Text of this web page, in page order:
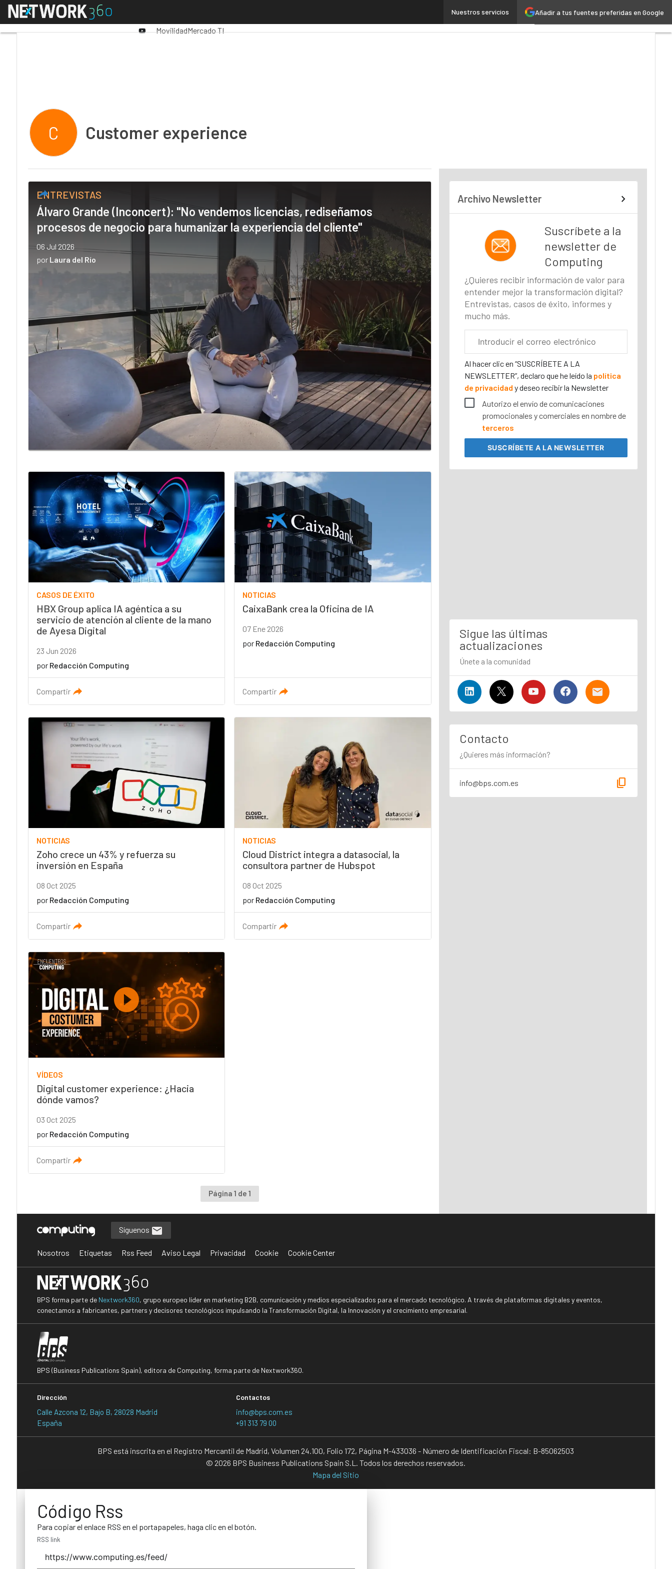
Añadir a tus fuentes preferidas en Google
Nuestros servicios
Menú
Youtube-
Industria 4.0Seguridad
MovilidadMercado TI
C Customer experience
ENTREVISTAS
Álvaro Grande (Inconcert): "No vendemos licencias, rediseñamos
procesos de negocio para humanizar la experiencia del cliente"
06 Jul 2026
por Laura del Río
CASOS DE ÉXITO
HBX Group aplica IA agéntica a su
servicio de atención al cliente de la mano
de Ayesa Digital
23 Jun 2026
por Redacción Computing
Compartir
NOTICIAS
CaixaBank crea la Oficina de IA
07 Ene 2026
por Redacción Computing
Compartir
NOTICIAS
Zoho crece un 43% y refuerza su
inversión en España
08 Oct 2025
por Redacción Computing
Compartir
NOTICIAS
Cloud District integra a datasocial, la
consultora partner de Hubspot
08 Oct 2025
por Redacción Computing
Compartir
VÍDEOS
Digital customer experience: ¿Hacia
dónde vamos?
03 Oct 2025
por Redacción Computing
Compartir
Página 1 de 1
Archivo Newsletter
Suscríbete a la
newsletter de
Computing
¿Quieres recibir información de valor para
entender mejor la transformación digital?
Entrevistas, casos de éxito, informes y
mucho más.
electrónico
Al hacer clic en “SUSCRÍBETE A LA
NEWSLETTER”, declaro que he leído la política
de privacidad y deseo recibir la Newsletter
Autorizo el envío de comunicaciones
promocionales y comerciales en nombre de
terceros
SUSCRÍBETEA LA NEWSLETTER
Sigue las últimas
actualizaciones
Únete a la comunidad
Contacto
¿Quieres más información?
info@bps.com.es content_copy
Síguenos
Nosotros Etiquetas Rss Feed Aviso Legal Privacidad Cookie Cookie Center
BPS forma parte de Nextwork360, grupo europeo líder en marketing B2B, comunicación y medios especializados para el mercado tecnológico. A través de plataformas digitales y eventos,
conectamos a fabricantes, partners y decisores tecnológicos impulsando la Transformación Digital, la Innovación y el crecimiento empresarial.
BPS (Business Publications Spain), editora de Computing, forma parte de Nextwork360.
Dirección
Calle Azcona 12, Bajo B, 28028 Madrid
España
Contactos
info@bps.com.es
+91 313 79 00
BPS está inscrita en el Registro Mercantil de Madrid, Volumen 24.100, Folio 172, Página M-433036 - Número de Identificación Fiscal: B-85062503
© 2026 BPS Business Publications Spain S.L. Todos los derechos reservados.
Mapa del Sitio
Código Rss
Para copiar el enlace RSS en el portapapeles, haga clic en el botón.
RSS link